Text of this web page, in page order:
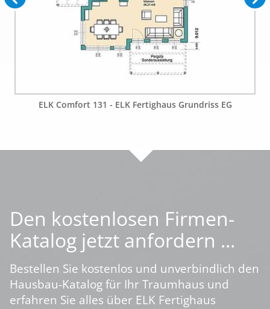
ELK Comfort 131 - ELK Fertighaus Grundriss EG
Den kostenlosen Firmen-
Katalog jetzt anfordern ...
Bestellen Sie kostenlos und unverbindlich den
Hausbau-Katalog für Ihr Traumhaus und
erfahren Sie alles über ELK Fertighaus